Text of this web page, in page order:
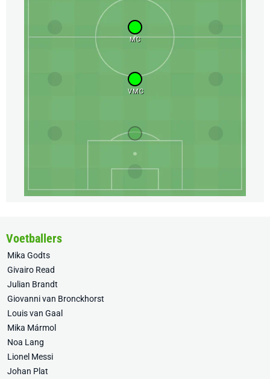
MC
VMC
Voetballers
Mika Godts
Givairo Read
Julian Brandt
Giovanni van Bronckhorst
Louis van Gaal
Mika Mármol
Noa Lang
Lionel Messi
Johan Plat